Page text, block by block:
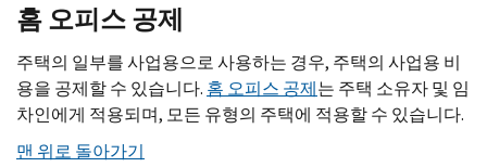
홈 오피스 공제
주택의 일부를 사업용으로 사용하는 경우, 주택의 사업용 비
용을 공제할 수 있습니다. 홈 오피스 공제는 주택 소유자 및 임
차인에게 적용되며, 모든 유형의 주택에 적용할 수 있습니다.
맨 위로 돌아가기